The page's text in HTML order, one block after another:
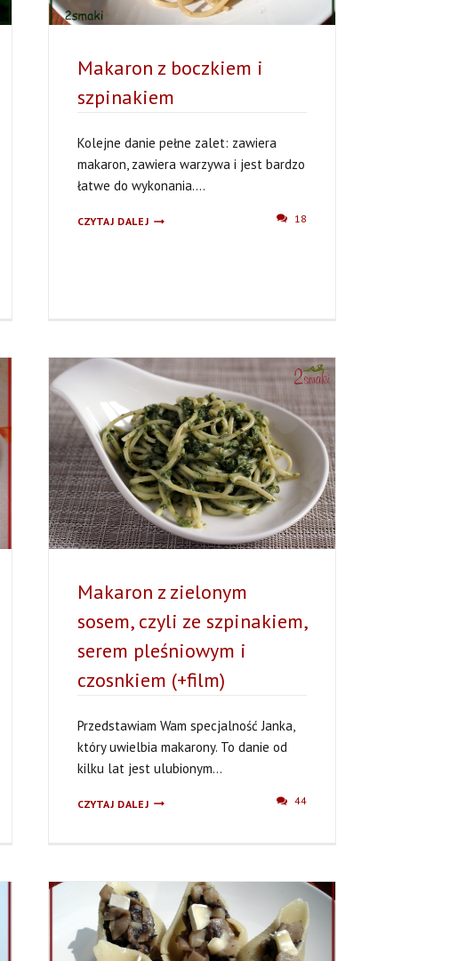
18
Makaron z boczkiem i
szpinakiem
Kolejne danie pełne zalet: zawiera
makaron, zawiera warzywa i jest bardzo
łatwe do wykonania....
CZYTAJ DALEJMAKARON
44
Makaron z zielonym
sosem, czyli ze szpinakiem,
serem pleśniowym i
czosnkiem (+film)
Przedstawiam Wam specjalność Janka,
który uwielbia makarony. To danie od
kilku lat jest ulubionym...
CZYTAJ DALEJMAKARON
ZE
SZPINAKIEM,
SEREM
PLEŚNIOWYM
I